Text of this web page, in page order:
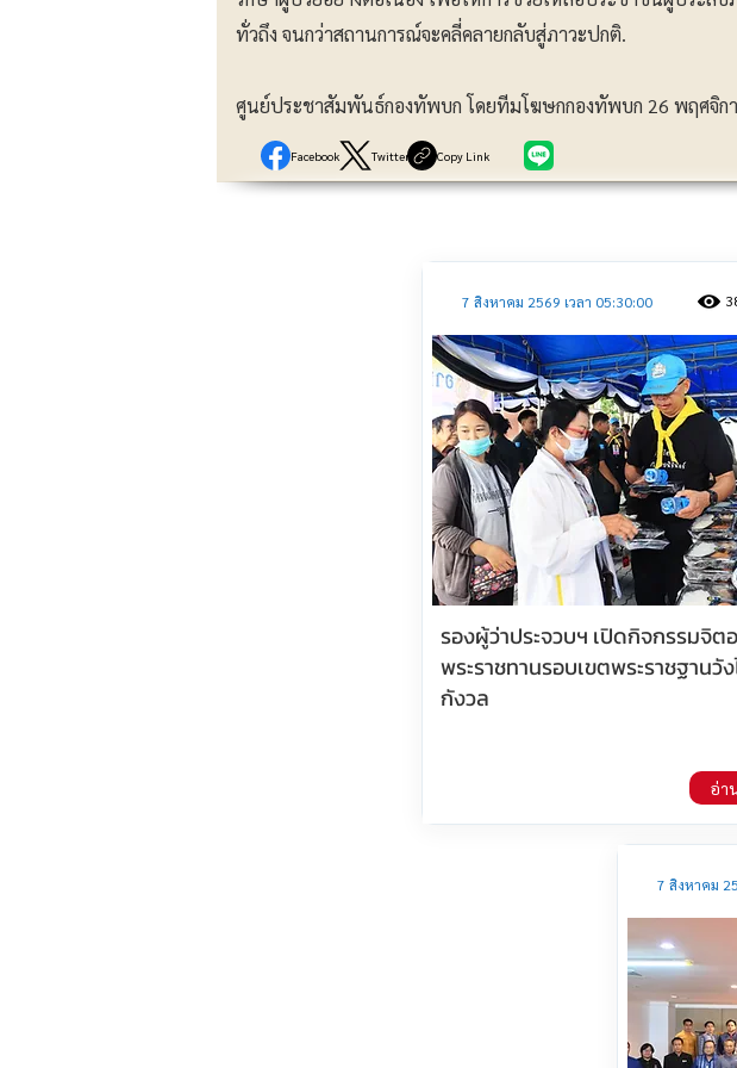
ทั่วถึง จนกว่าสถานการณ์จะคลี่คลายกลับสู่ภาวะปกติ.
ศูนย์ประชาสัมพันธ์กองทัพบก โดยทีมโฆษกกองทัพบก 26 พฤศจิก
Facebook Twitter Copy Link
7 สิงหาคม 2569 เวลา 05:30:00
รองผู้ว่าประจวบฯ เปิดกิจกรรมจิต
พระราชทานรอบเขตพระราชฐานวั
กังวล
อ่า
7 สิงหาคม